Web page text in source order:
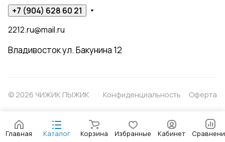
Главная Каталог Корзина Избранные Кабинет
+7 (904) 628 60 21
2212.ru@mail.ru
Владивосток ул. Бакунина 12
© 2026 ЧИЖИК ПЫЖИК Конфиденциальность Оферта